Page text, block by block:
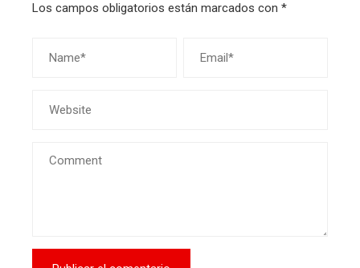
Los campos obligatorios están marcados con *